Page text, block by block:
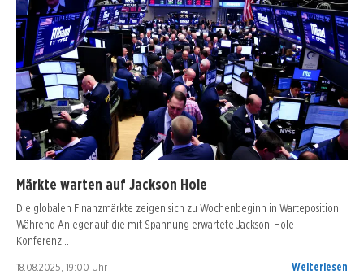
Märkte warten auf Jackson Hole
Die globalen Finanzmärkte zeigen sich zu Wochenbeginn in Warteposition.
Während Anleger auf die mit Spannung erwartete Jackson-Hole-
Konferenz…
18.08.2025, 19:00 Uhr Weiterlesen